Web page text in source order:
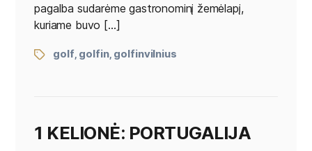
pagalba sudarėme gastronominį žemėlapį,
kuriame buvo […]
golf, golfin, golfinvilnius
1 KELIONĖ: PORTUGALIJA